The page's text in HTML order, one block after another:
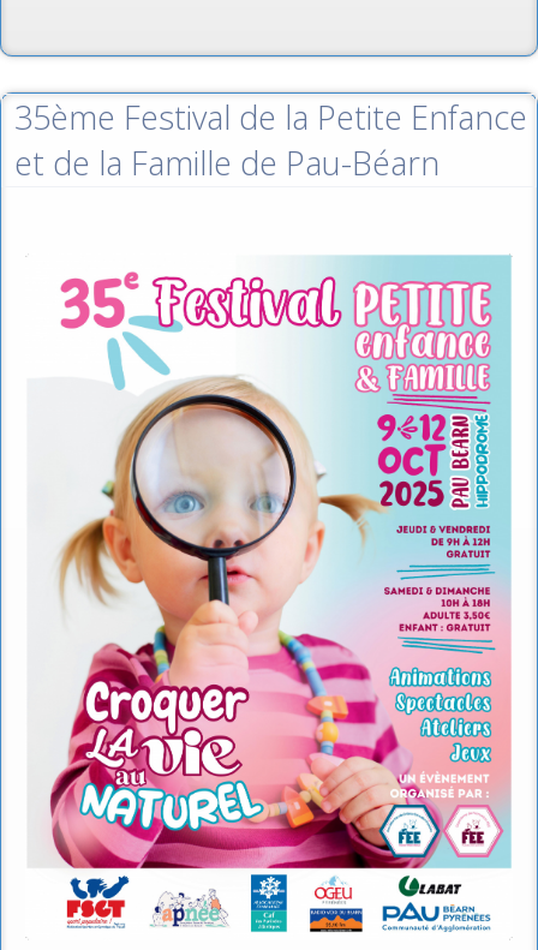
35ème Festival de la Petite Enfance
et de la Famille de Pau-Béarn